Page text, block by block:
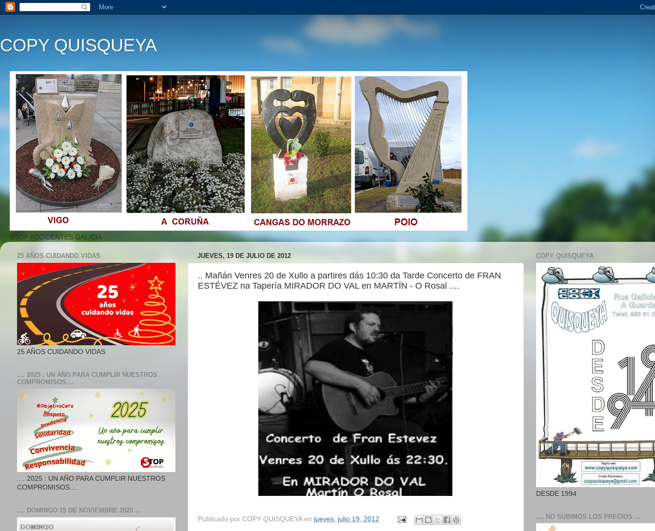
COPY QUISQUEYA
STOP ACCIDENTES GALICIA
JUEVES, 19 DE JULIO DE 2012
.. Mañán Venres 20 de Xullo a partires dás 10:30 da Tarde Concerto de FRAN
ESTÉVEZ na Tapería MIRADOR DO VAL en MARTÏN - O Rosal ....
Publicado por COPY QUISQUEYA en jueves, julio 19, 2012
25 AÑOS CUIDANDO VIDAS
25 AÑOS CUIDANDO VIDAS
.... 2025 : UN AÑO PARA CUMPLIR NUESTROS
COMPROMISOS....
.... 2025 : UN AÑO PARA CUMPLIR NUESTROS
COMPROMISOS....
.... DOMINGO 15 DE NOVIEMBRE 2020 ...
COPY QUISQUEYA
DESDE 1994
.... NO SUBIMOS LOS PRECIOS ...